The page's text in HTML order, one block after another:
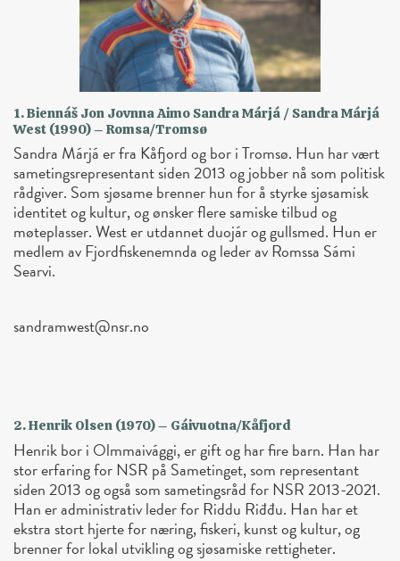
1. Biennáš Jon Jovnna Aimo Sandra Márjá / Sandra Márjá
West (1990) – Romsa/Tromsø
Sandra Márjá er fra Kåfjord og bor i Tromsø. Hun har vært
sametingsrepresentant siden 2013 og jobber nå som politisk
rådgiver. Som sjøsame brenner hun for å styrke sjøsamisk
identitet og kultur, og ønsker flere samiske tilbud og
møteplasser. West er utdannet duojár og gullsmed. Hun er
medlem av Fjordfiskenemnda og leder av Romssa Sámi
Searvi.
sandramwest@nsr.no
2. Henrik Olsen (1970) – Gáivuotna/Kåfjord
Henrik bor i Olmmaivággi, er gift og har fire barn. Han har
stor erfaring for NSR på Sametinget, som representant
siden 2013 og også som sametingsråd for NSR 2013-2021.
Han er administrativ leder for Riddu Riđđu. Han har et
ekstra stort hjerte for næring, fiskeri, kunst og kultur, og
brenner for lokal utvikling og sjøsamiske rettigheter.